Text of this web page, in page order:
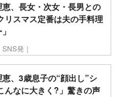
、長女・次女・長男との
リスマス定番は夫の手料理
SNS発｜
、3歳息子の“顔出し”シ
んなに大きく?」驚きの声